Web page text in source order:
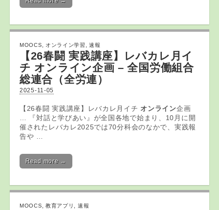
MOOCS オンライン学習 ,速報
【26春闘 実践講座】レバカレ月イ
チ オンライン企画 – 全国労働組合
総連合（全労連）
2025-11-05
【26春闘 実践講座】レバカレ月イチ オンライン企画
… 『対話と学びあい』が全国各地で始まり、10月に開
催されたレバカレ2025では70分科会のなかで、実践報
告や …
Read more →
MOOCS 教育アプリ 速報